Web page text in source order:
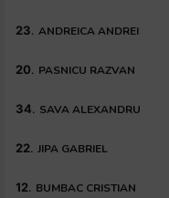
23. ANDREICA ANDREI
20. PASNICU RAZVAN
34. SAVA ALEXANDRU
22. JIPA GABRIEL
12. BUMBAC CRISTIAN